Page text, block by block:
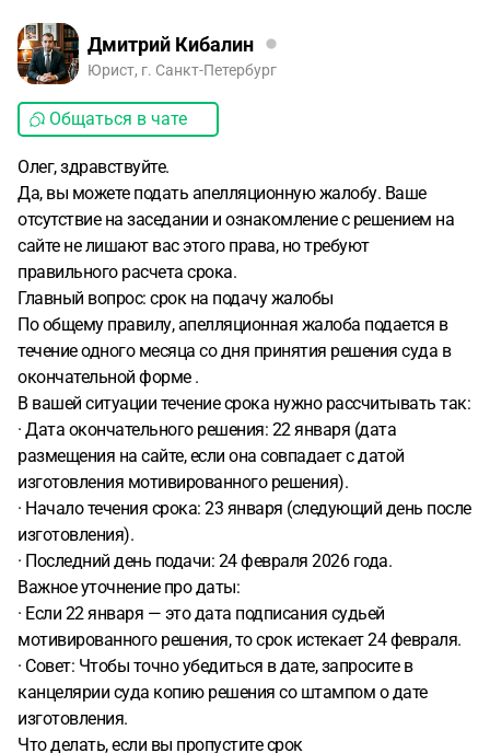
Дмитрий Кибалин
Юрист, г. Санкт-Петербург
Общаться в чате
Олег, здравствуйте.
Да, вы можете подать апелляционную жалобу. Ваше
отсутствие на заседании и ознакомление с решением на
сайте не лишают вас этого права, но требуют
правильного расчета срока.
Главный вопрос: срок на подачу жалобы
По общему правилу, апелляционная жалоба подается в
течение одного месяца со дня принятия решения суда в
окончательной форме .
В вашей ситуации течение срока нужно рассчитывать так:
· Дата окончательного решения: 22 января (дата
размещения на сайте, если она совпадает с датой
изготовления мотивированного решения).
· Начало течения срока: 23 января (следующий день после
изготовления).
· Последний день подачи: 24 февраля 2026 года.
Важное уточнение про даты:
· Если 22 января — это дата подписания судьей
мотивированного решения, то срок истекает 24 февраля.
· Совет: Чтобы точно убедиться в дате, запросите в
канцелярии суда копию решения со штампом о дате
изготовления.
Что делать, если вы пропустите срок